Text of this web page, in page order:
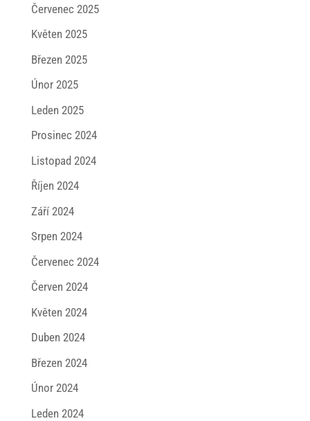
Červenec 2025
Květen 2025
Březen 2025
Únor 2025
Leden 2025
Prosinec 2024
Listopad 2024
Říjen 2024
Září 2024
Srpen 2024
Červenec 2024
Červen 2024
Květen 2024
Duben 2024
Březen 2024
Únor 2024
Leden 2024